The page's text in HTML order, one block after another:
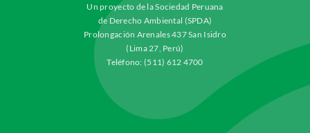
Un proyecto de la Sociedad Peruana
de Derecho Ambiental (SPDA)
Prolongación Arenales 437 San Isidro
(Lima 27, Perú)
Teléfono: (511) 612 4700